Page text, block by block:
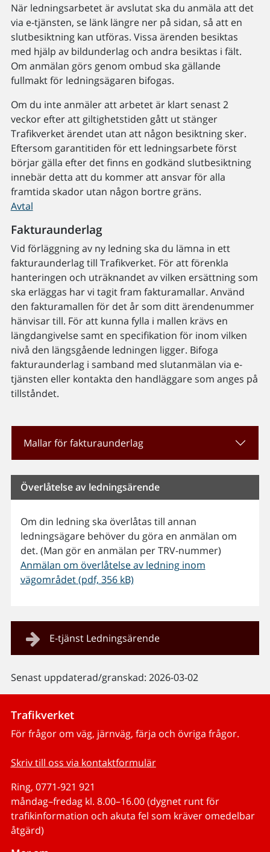
När ledningsarbetet är avslutat ska du anmäla att det
via e-tjänsten, se länk längre ner på sidan, så att en
slutbesiktning kan utföras. Vissa ärenden besiktas
med hjälp av bildunderlag och andra besiktas i fält.
Om anmälan görs genom ombud ska gällande
fullmakt för ledningsägaren bifogas.
Om du inte anmäler att arbetet är klart senast 2
veckor efter att giltighetstiden gått ut stänger
Trafikverket ärendet utan att någon besiktning sker.
Eftersom garantitiden för ett ledningsarbete först
börjar gälla efter det finns en godkänd slutbesiktning
innebär detta att du kommer att ansvar för alla
framtida skador utan någon bortre gräns.
Avtal
Fakturaunderlag
Vid förläggning av ny ledning ska du lämna in ett
fakturaunderlag till Trafikverket. För att förenkla
hanteringen och uträknandet av vilken ersättning som
ska erläggas har vi tagit fram fakturamallar. Använd
den fakturamallen för det år som ditt ärendenummer
hänvisar till. För att kunna fylla i mallen krävs en
längdangivelse samt en specifikation för inom vilken
nivå den längsgående ledningen ligger. Bifoga
fakturaunderlag i samband med slutanmälan via e-
tjänsten eller kontakta den handläggare som anges på
tillståndet.
Mallar för fakturaunderlag
Överlåtelse av ledningsärende
Om din ledning ska överlåtas till annan
ledningsägare behöver du göra en anmälan om
det. (Man gör en anmälan per TRV-nummer)
Anmälan om överlåtelse av ledning inom
vägområdet (pdf, 356 kB)
E-tjänst Ledningsärende
Senast uppdaterad/granskad: 2026-03-02
Trafikverket
För frågor om väg, järnväg, färja och övriga frågor.
Skriv till oss via kontaktformulär
Ring, 0771-921 921
måndag–fredag kl. 8.00–16.00 (dygnet runt för
trafikinformation och akuta fel som kräver omedelbar
åtgärd)